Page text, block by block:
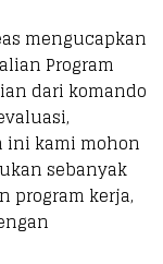
mengucapkan
Program
dari komando
kami mohon
sebanyak
program kerja,